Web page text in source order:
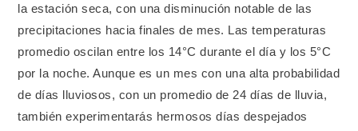
la estación seca, con una disminución notable de las
precipitaciones hacia finales de mes. Las temperaturas
promedio oscilan entre los 14°C durante el día y los 5°C
por la noche. Aunque es un mes con una alta probabilidad
de días lluviosos, con un promedio de 24 días de lluvia,
también experimentarás hermosos días despejados